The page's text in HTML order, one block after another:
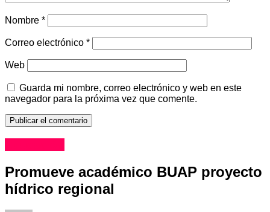
Nombre *
Correo electrónico *
Web
Guarda mi nombre, correo electrónico y web en este
navegador para la próxima vez que comente.
Promueve académico BUAP proyecto
hídrico regional